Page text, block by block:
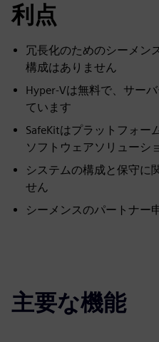
利点
冗長化のためのシーメン
構成はありません
Hyper-Vは無料で、サー
ています
SafeKitはプラットフォー
ソフトウェアソリューシ
システムの構成と保守に
せん
シーメンスのパートナー
主要な機能